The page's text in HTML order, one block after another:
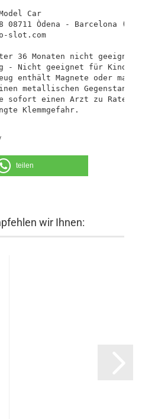
Car
Òdena - Barcelona
slot.com
36 Monaten nicht
- Nicht geeignet für Kinder
enthält Magnete oder
metallischen Gegenstand
sofort einen Arzt zu Rate,
Klemmgefahr.
teilen
wir Ihnen: